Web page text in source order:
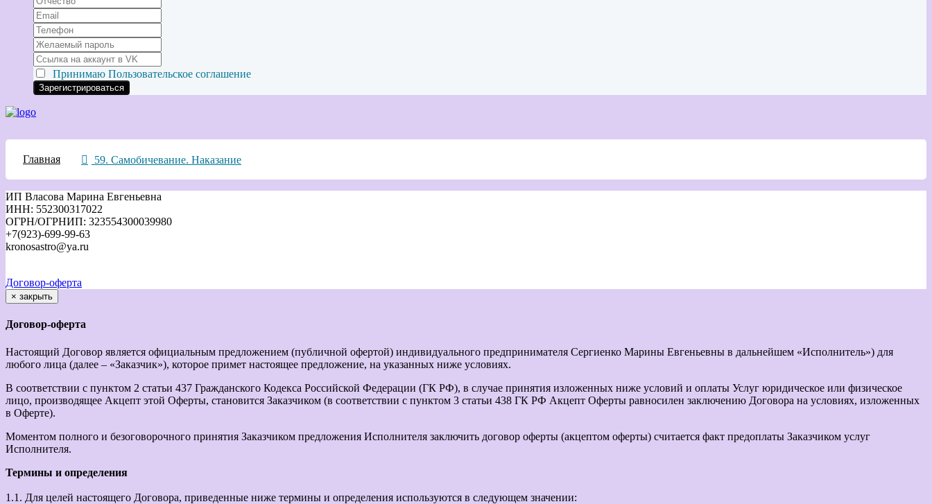
Принимаю Пользовательское соглашение
Главная 59. Самобичевание. Наказание
ИП Власова Марина Евгеньевна
ИНН: 552300317022
ОГРН/ОГРНИП: 323554300039980
+7(923)-699-99-63
kronosastro@ya.ru
Договор-оферта
× закрыть
Договор-оферта
Настоящий Договор является официальным предложением (публичной офертой) индивидуального предпринимателя Сергиенко Марины Евгеньевны в дальнейшем «Исполнитель») для
любого лица (далее – «Заказчик»), которое примет настоящее предложение, на указанных ниже условиях.
В соответствии с пунктом 2 статьи 437 Гражданского Кодекса Российской Федерации (ГК РФ), в случае принятия изложенных ниже условий и оплаты Услуг юридическое или физическое
лицо, производящее Акцепт этой Оферты, становится Заказчиком (в соответствии с пунктом 3 статьи 438 ГК РФ Акцепт Оферты равносилен заключению Договора на условиях, изложенных
в Оферте).
Моментом полного и безоговорочного принятия Заказчиком предложения Исполнителя заключить договор оферты (акцептом оферты) считается факт предоплаты Заказчиком услуг
Исполнителя.
Термины и определения
1.1. Для целей настоящего Договора, приведенные ниже термины и определения используются в следующем значении: